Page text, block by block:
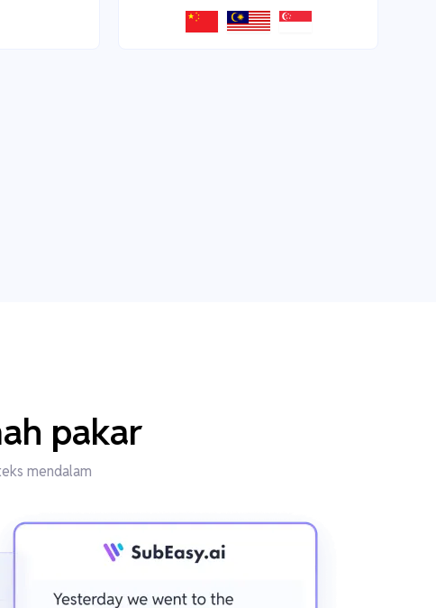
pakar
mendalam